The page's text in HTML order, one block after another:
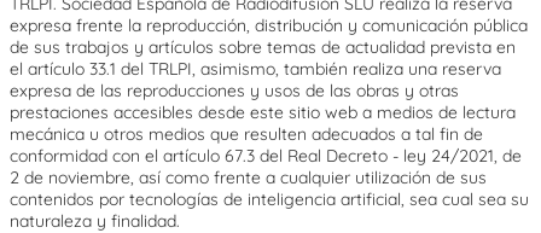
expresa frente la reproducción, distribución y comunicación pública
de sus trabajos y artículos sobre temas de actualidad prevista en
el artículo 33.1 del TRLPI, asimismo, también realiza una reserva
expresa de las reproducciones y usos de las obras y otras
prestaciones accesibles desde este sitio web a medios de lectura
mecánica u otros medios que resulten adecuados a tal fin de
conformidad con el artículo 67.3 del Real Decreto - ley 24/2021, de
2 de noviembre, así como frente a cualquier utilización de sus
contenidos por tecnologías de inteligencia artificial, sea cual sea su
naturaleza y finalidad.